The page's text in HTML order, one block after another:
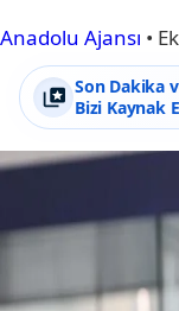
Anadolu Ajansı •
Son Dakika
Bizi Kaynak